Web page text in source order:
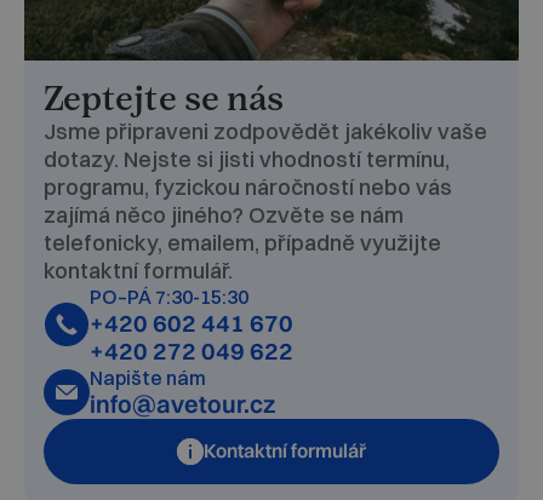
Zeptejte se nás
Jsme připraveni zodpovědět jakékoliv vaše
dotazy. Nejste si jisti vhodností termínu,
programu, fyzickou náročností nebo vás
zajímá něco jiného? Ozvěte se nám
telefonicky, emailem, případně využijte
kontaktní formulář.
PO–PÁ 7:30-15:30
+420 602 441 670
+420 272 049 622
Napište nám
info@avetour.cz
Kontaktní formulář